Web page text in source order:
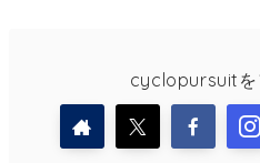
cyclopursuitを